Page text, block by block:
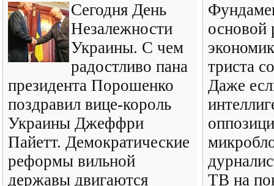
Сегодня День
Незалежности
Украины. С чем
радостливо пана
президента Порошенко
поздравил вице-король
Украины Джеффри
Пайетт. Демократические
реформы вильной
державы двигаются
основой
триста
Даже
ТВ на